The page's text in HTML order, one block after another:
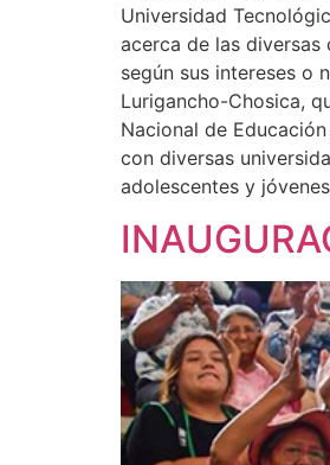
Universidad
acerca de las diversas
según sus intereses o
Lurigancho-Chosica,
Nacional de
con diversas
adolescentes y